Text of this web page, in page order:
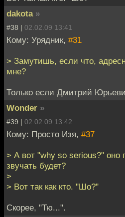
dakota »
#38 | 02.02.09 13:41
Кому: Урядник, #31
> Замутишь, если что,
мне?
Только если Дмитрий
Wonder »
#39 | 02.02.09 13:42
Кому: Просто Изя, #37
> А вот "why so serious?" оно
звучать будет?
>
> Вот так как кто. "Шо?"
Скорее, "Тю...".